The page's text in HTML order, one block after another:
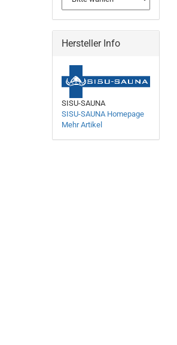
Hersteller Info
SISU-SAUNA
SISU-SAUNA Homepage
Mehr Artikel